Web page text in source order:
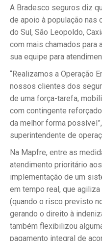
A Bradesco seguros diz
de apoio à população nas
do Sul, São Leopoldo,
com mais chamados para
sua equipe para
“Realizamos a Operação
nossos clientes dos
de uma força-tarefa,
com contingente
da melhor forma
superintendente de
Na Mapfre, entre as
atendimento prioritário
implementação de um
em tempo real, que
(quando o risco previsto
gerando o direito à
também flexibilizou
pagamento integral de